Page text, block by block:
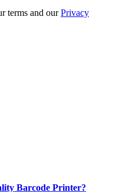
terms and ourPrivacy
Barcode Printer?